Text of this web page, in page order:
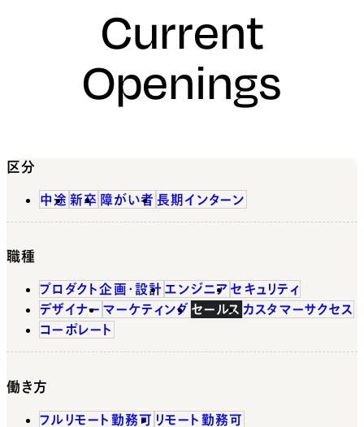
Current
Openings
区分
中途 新卒 障がい者 長期インターン
職種
プロダクト企画・設計 エンジニア セキュリティ
デザイナー マーケティング セールス カスタマーサクセス
コーポレート
働き方
フルリモート勤務可 リモート勤務可